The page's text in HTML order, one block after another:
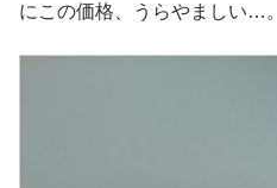
にこの価格、うらやましい…。